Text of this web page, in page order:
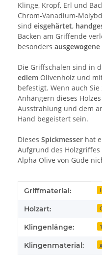
Klinge, Kropf, Erl und
Chrom-Vanadium-
sind eisgehärtet,
Backen am Griffende
besonders ausgewogene
Die Griffschalen sind in
edlem Olivenholz und
befestigt. Wenn auch
Anhängern dieses
Ausstrahlung und dem
Hand begeistert sein.
Dieses Spickmesser hat
Aufgrund des
Alpha Olive von Güde
Produkteigenschaft
Wert
Griffmaterial:
Holzart:
Klingenlänge:
Klingenmaterial: